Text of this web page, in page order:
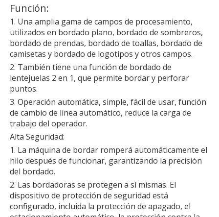
Función:
1. Una amplia gama de campos de procesamiento,
utilizados en bordado plano, bordado de sombreros,
bordado de prendas, bordado de toallas, bordado de
camisetas y bordado de logotipos y otros campos.
2. También tiene una función de bordado de
lentejuelas 2 en 1, que permite bordar y perforar
puntos.
3. Operación automática, simple, fácil de usar, función
de cambio de línea automático, reduce la carga de
trabajo del operador.
Alta Seguridad:
1. La máquina de bordar romperá automáticamente el
hilo después de funcionar, garantizando la precisión
del bordado.
2. Las bordadoras se protegen a sí mismas. El
dispositivo de protección de seguridad está
configurado, incluida la protección de apagado, el